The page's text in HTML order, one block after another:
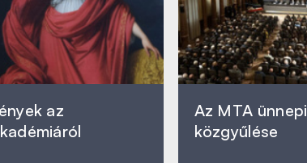
az
Az MTA ünnepi
közgyűlése